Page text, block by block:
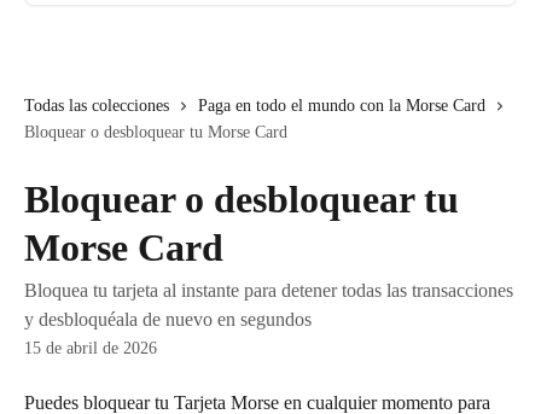
Todas las colecciones
Paga en todo el mundo con la Morse Card
Bloquear o desbloquear tu Morse Card
Bloquear o desbloquear tu
Morse Card
Bloquea tu tarjeta al instante para detener todas las transacciones
y desbloquéala de nuevo en segundos
15 de abril de 2026
Puedes bloquear tu Tarjeta Morse en cualquier momento para